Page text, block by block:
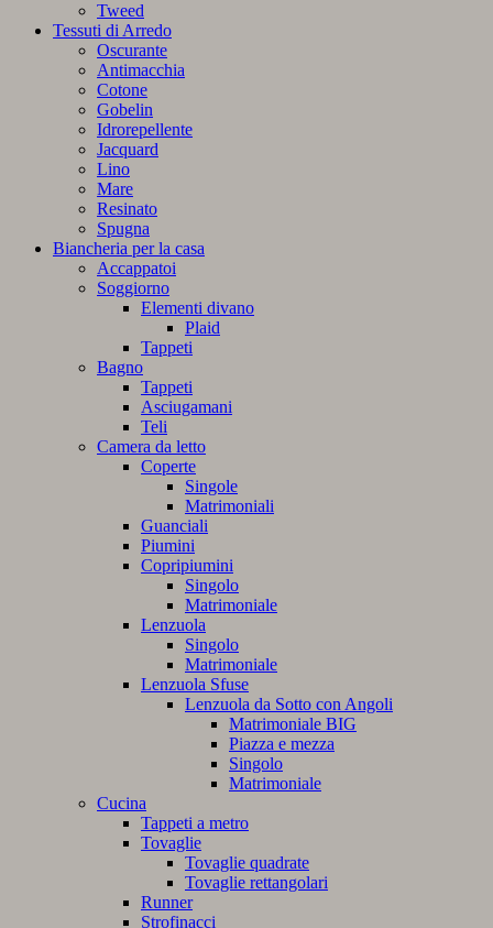
Tweed
Tessuti di Arredo
Oscurante
Antimacchia
Cotone
Gobelin
Idrorepellente
Jacquard
Lino
Mare
Resinato
Spugna
Biancheria per la casa
Accappatoi
Soggiorno
Elementi divano
Plaid
Tappeti
Bagno
Tappeti
Asciugamani
Teli
Camera da letto
Coperte
Singole
Matrimoniali
Guanciali
Piumini
Copripiumini
Singolo
Matrimoniale
Lenzuola
Singolo
Matrimoniale
Lenzuola Sfuse
Lenzuola da Sotto con Angoli
Matrimoniale BIG
Piazza e mezza
Singolo
Matrimoniale
Cucina
Tappeti a metro
Tovaglie
Tovaglie quadrate
Tovaglie rettangolari
Runner
Strofinacci